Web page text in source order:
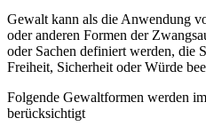
Gewalt kann als die Anwendung
oder anderen Formen der
oder Sachen definiert werden, die
Freiheit, Sicherheit oder Würde
Folgende Gewaltformen werden
berücksichtigt